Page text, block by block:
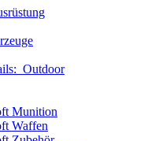
Outdoor
Munition
Waffen